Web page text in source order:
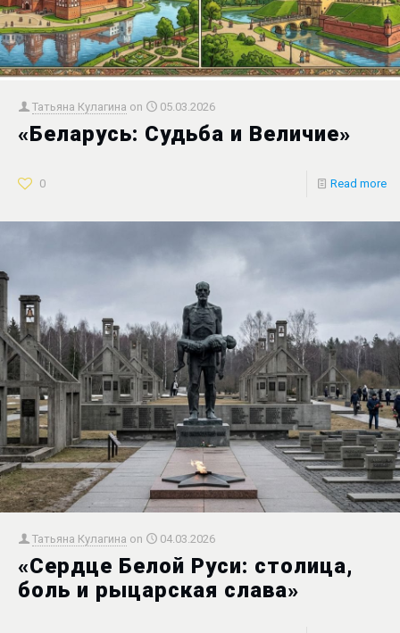
Татьяна Кулагина on 05.03.2026
«Беларусь: Судьба и Величие»
0 Read more
Татьяна Кулагина on 04.03.2026
«Сердце Белой Руси: столица,
боль и рыцарская слава»